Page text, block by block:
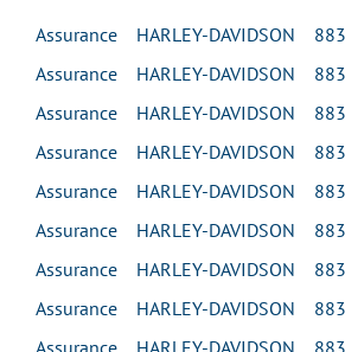
Assurance HARLEY-DAVIDSON
Assurance HARLEY-DAVIDSON
Assurance HARLEY-DAVIDSON
Assurance HARLEY-DAVIDSON
Assurance HARLEY-DAVIDSON
Assurance HARLEY-DAVIDSON
Assurance HARLEY-DAVIDSON
Assurance HARLEY-DAVIDSON
Assurance HARLEY-DAVIDSON